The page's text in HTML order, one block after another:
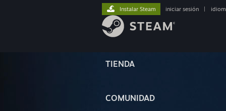
TIENDA
COMUNIDAD
Instalar Steam iniciar sesión